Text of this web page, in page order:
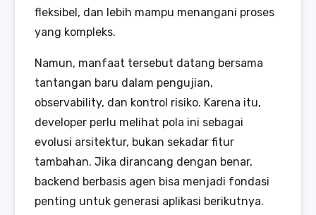
fleksibel, dan lebih mampu menangani proses
yang kompleks.
Namun, manfaat tersebut datang bersama
tantangan baru dalam pengujian,
observability, dan kontrol risiko. Karena itu,
developer perlu melihat pola ini sebagai
evolusi arsitektur, bukan sekadar fitur
tambahan. Jika dirancang dengan benar,
backend berbasis agen bisa menjadi fondasi
penting untuk generasi aplikasi berikutnya.